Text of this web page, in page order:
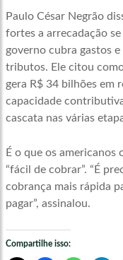
Paulo César Negrão
fortes a arrecadação
governo cubra gastos
tributos. Ele citou
gera R$ 34 bilhões em
capacidade
cascata nas várias
É o que os americanos
“fácil de cobrar”. “É
cobrança mais rápida
pagar”, assinalou.
Compartilhe isso: